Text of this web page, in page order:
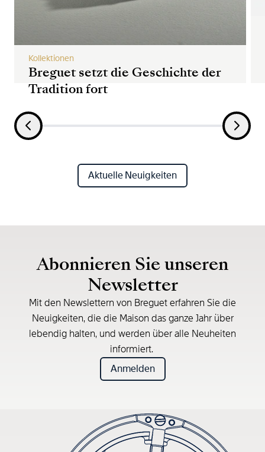
Breguet setzt die Geschichte der
Tradition fort
Kollektionen
Aktuelle Neuigkeiten
Abonnieren Sie unseren
Newsletter
Mit den Newslettern von Breguet erfahren Sie die
Neuigkeiten, die die Maison das ganze Jahr über
lebendig halten, und werden über alle Neuheiten
informiert.
Anmelden